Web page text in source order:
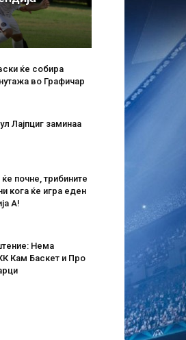
ќе собира
во Графичар
Лајпциг заминаа
почне, трибините
кога ќе игра еден
А!
Нема
Кам Баскет и Про